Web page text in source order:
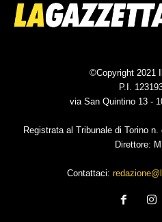
©Copyright 2021
P.I.
via San Quintino 13 -
Registrata al Tribunale di Torino
Direttore:
Contattaci: